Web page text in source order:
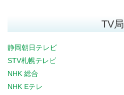
TV局
静岡朝日テレビ
STV札幌テレビ
NHK 総合
NHK Eテレ